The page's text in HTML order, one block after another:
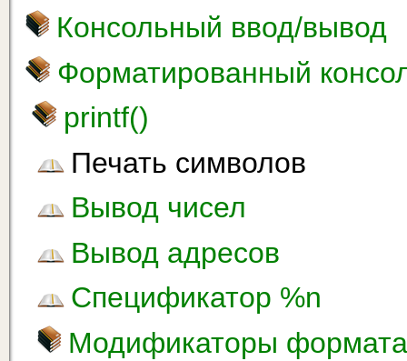
Консольный ввод/вывод
Форматированный
printf()
Печать символов
Вывод чисел
Вывод адресов
Спецификатор %n
Модификаторы формата